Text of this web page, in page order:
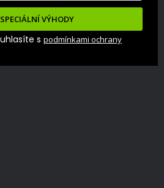
VÝHODY
s podmínkami ochrany